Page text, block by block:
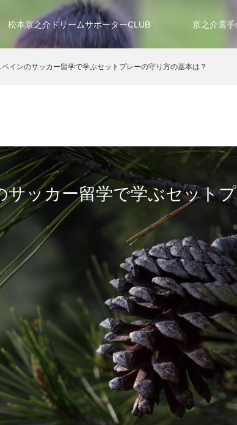
松本京之介ドリームサポーターCLUB 京之介選
ペインのサッカー留学で学ぶセットプレーの守り方の基本は？
サッカー留学で学ぶセット